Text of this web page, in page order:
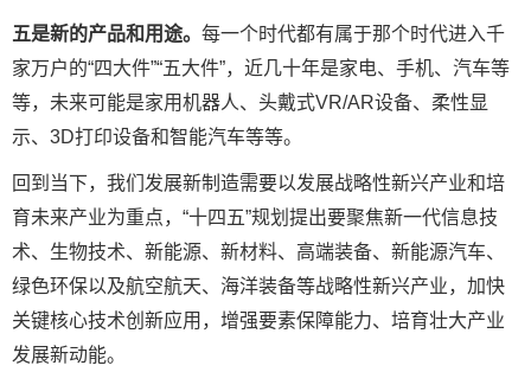
五是新的产品和用途。 每一个时代都有属于那个时代进入千
家万户的“四大件”“五大件”，近几十年是家电、手机、汽车等
等，未来可能是家用机器人、头戴式VR/AR设备、柔性显
示、3D打印设备和智能汽车等等。
回到当下，我们发展新制造需要以发展战略性新兴产业和培
育未来产业为重点，“十四五”规划提出要聚焦新一代信息技
术、生物技术、新能源、新材料、高端装备、新能源汽车、
绿色环保以及航空航天、海洋装备等战略性新兴产业，加快
关键核心技术创新应用，增强要素保障能力、培育壮大产业
发展新动能。